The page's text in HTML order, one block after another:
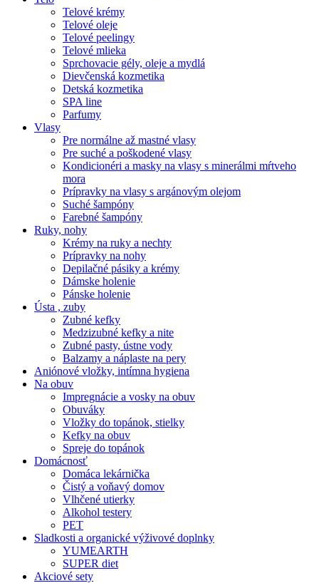
Telové krémy
Telové oleje
Telové peelingy
Telové mlieka
Sprchovacie gély, oleje a mydlá
Dievčenská kozmetika
Detská kozmetika
SPA line
Parfumy
Vlasy
Pre normálne až mastné vlasy
Pre suché a poškodené vlasy
Kondicionéri a masky na vlasy s minerálmi mŕtveho
mora
Prípravky na vlasy s argánovým olejom
Suché šampóny
Farebné šampóny
Ruky, nohy
Krémy na ruky a nechty
Prípravky na nohy
Depilačné pásiky a krémy
Dámske holenie
Pánske holenie
Ústa , zuby
Zubné kefky
Medzizubné kefky a nite
Zubné pasty, ústne vody
Balzamy a náplaste na pery
Aniónové vložky, intímna hygiena
Na obuv
Impregnácie a vosky na obuv
Obuváky
Vložky do topánok, stielky
Kefky na obuv
Spreje do topánok
Domácnosť
Domáca lekárnička
Čistý a voňavý domov
Vlhčené utierky
Alkohol testery
PET
Sladkosti a organické výživové doplnky
YUMEARTH
SUPER diet
Akciové sety